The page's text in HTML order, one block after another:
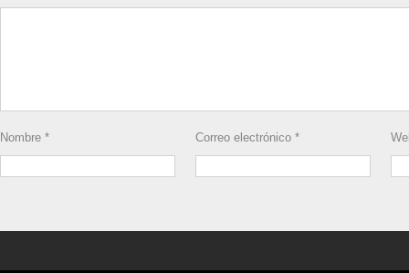
Nombre * Correo electrónico *